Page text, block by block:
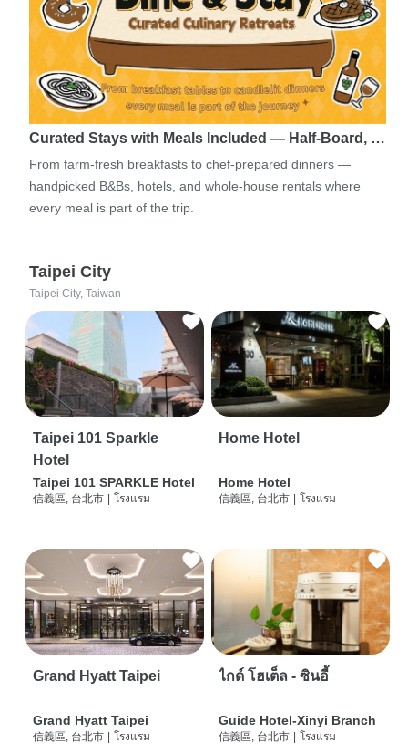
Curated Stays with Meals Included — Half-Board, …
From farm-fresh breakfasts to chef-prepared dinners —
handpicked B&Bs, hotels, and whole-house rentals where
every meal is part of the trip.
Taipei City
Taipei City, Taiwan
Taipei 101 Sparkle
Hotel
Taipei 101 SPARKLE Hotel
信義區, 台北市 โรงแรม
Home Hotel
Home Hotel
信義區, 台北市 โรงแรม
Grand Hyatt Taipei
Grand Hyatt Taipei
信義區, 台北市 โรงแรม
ไกด์ โฮเต็ล - ซินอี้
Guide Hotel-Xinyi Branch
信義區, 台北市 โรงแรม